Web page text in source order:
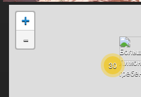
30
+
-